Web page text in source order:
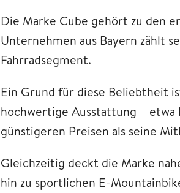
Die Marke Cube gehört zu den
Unternehmen aus Bayern zählt
Fahrradsegment.
Ein Grund für diese Beliebtheit
hochwertige Ausstattung –
günstigeren Preisen als seine
Gleichzeitig deckt die Marke
hin zu sportlichen E-